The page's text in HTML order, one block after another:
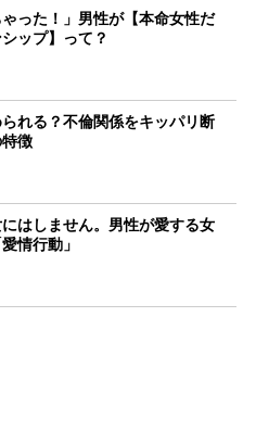
ゃった！」男性が【本命女性だ
ップ】って？
れる？不倫関係をキッパリ断
徴
はしません。男性が愛する女
情行動」